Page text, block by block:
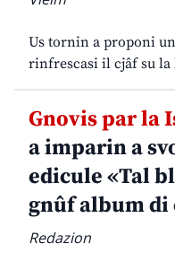
Us tornin a proponi
rinfrescasi il cjâf su la
Gnovis par la
a imparin a
edicule «Tal
gnûf album di
Redazion